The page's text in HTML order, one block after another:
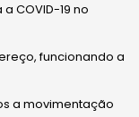
COVID-19 no
funcionando a
a movimentação